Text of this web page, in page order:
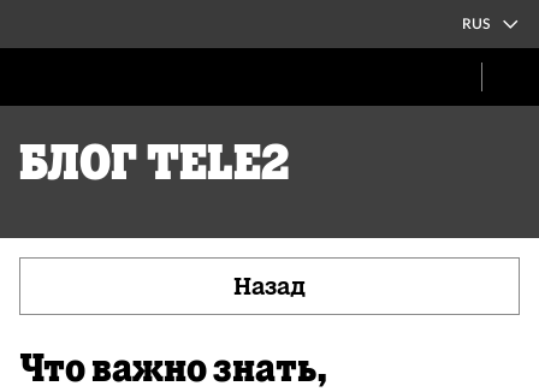
RUS
Блог Tele2
Назад
Что важно знать,